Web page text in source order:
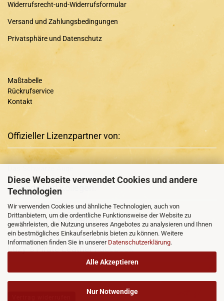
Diese Webseite verwendet Cookies und andere
Technologien
Wir verwenden Cookies und ähnliche Technologien, auch von
Drittanbietern, um die ordentliche Funktionsweise der Website zu
gewährleisten, die Nutzung unseres Angebotes zu analysieren und Ihnen
ein bestmögliches Einkaufserlebnis bieten zu können. Weitere
Informationen finden Sie in unserer Datenschutzerklärung.
Alle Akzeptieren
Nur Notwendige
Widerrufsrecht-und-Widerrufsformular
Versand und Zahlungsbedingungen
Privatsphäre und Datenschutz
Maßtabelle
Rückrufservice
Kontakt
Offizieller Lizenzpartner von:
Freunde und Kollegen:
Runa-Rian + Runa-RianFacebook
Luzy´s Pirate Leatherund